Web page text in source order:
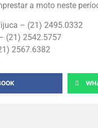
a moto neste
– (21) 2495.0332
(21) 2542.5757
2567.6382